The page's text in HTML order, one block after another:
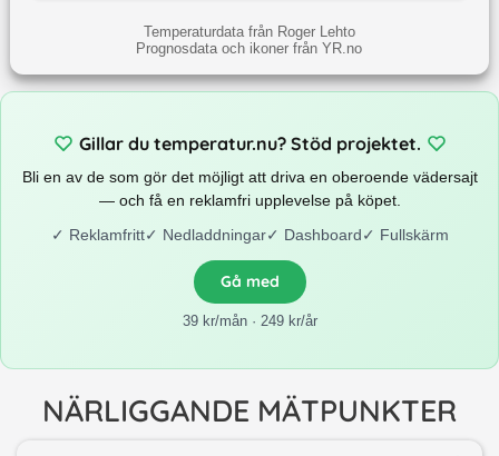
Temperaturdata från Roger Lehto
Prognosdata och ikoner från YR.no
Gillar du temperatur.nu? Stöd projektet.
Bli en av de som gör det möjligt att driva en oberoende vädersajt
— och få en reklamfri upplevelse på köpet.
✓ Reklamfritt✓ Nedladdningar✓ Dashboard✓ Fullskärm
Gå med
39 kr/mån · 249 kr/år
NÄRLIGGANDE MÄTPUNKTER